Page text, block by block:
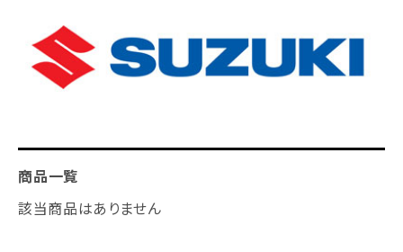
商品一覧
該当商品はありません